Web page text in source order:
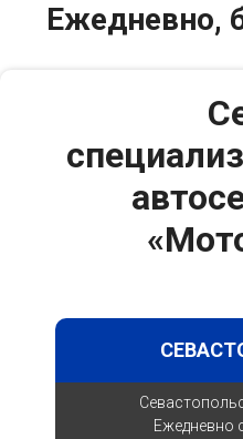
Ежедневно,
Ежедневно